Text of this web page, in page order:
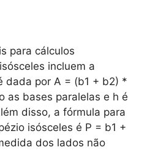
para cálculos
incluem a
dada por A = (b1 + b2) *
as bases paralelas e h é
disso, a fórmula para
isósceles é P = b1 +
dos lados não